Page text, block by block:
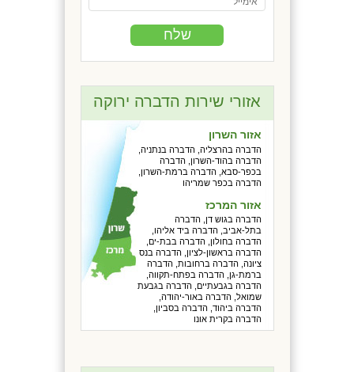
אזורי שירות הדברה ירוקה
אזור השרון
הדברה בהרצליה, הדברה בנתניה,
הדברה בהוד-השרון, הדברה
בכפר-סבא, הדברה ברמת-השרון,
הדברה בכפר שמריהו
אזור המרכז
הדברה בגוש דן, הדברה
בתל-אביב, הדברה ביד אליהו,
הדברה בחולון, הדברה בבת-ים,
הדברה בראשון-לציון, הדברה בנס
ציונה, הדברה ברחובות, הדברה
ברמת-גן, הדברה בפתח-תקווה,
הדברה בגבעתיים, הדברה בגבעת
שמואל, הדברה באור-יהודה,
הדברה ביהוד, הדברה בסביון,
הדברה בקרית אונו